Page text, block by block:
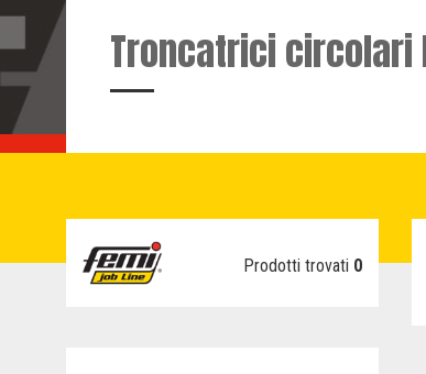
Troncatrici circolari
Prodotti trovati 0